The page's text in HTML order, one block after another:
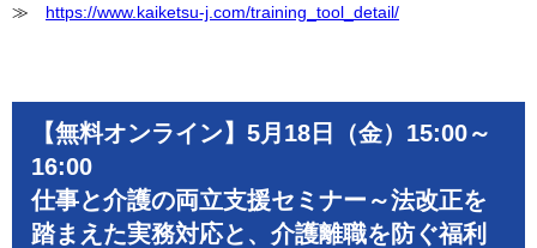
≫ https://www.kaiketsu-j.com/training_tool_detail/
【無料オンライン】5月18日（金）15:00～
16:00
仕事と介護の両立支援セミナー～法改正を
踏まえた実務対応と、介護離職を防ぐ福利